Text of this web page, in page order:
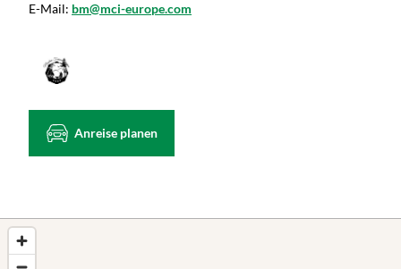
E-Mail: bm@mci-europe.com
Anreise planen